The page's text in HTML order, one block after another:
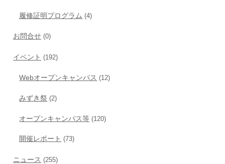
履修証明プログラム (4)
お問合せ (0)
イベント (192)
Webオープンキャンパス (12)
みずき祭 (2)
オープンキャンパス等 (120)
開催レポート (73)
ニュース (255)